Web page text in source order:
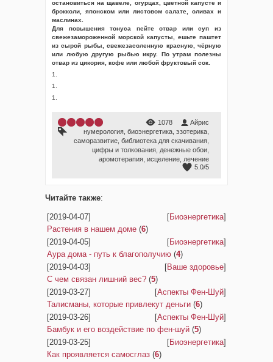
остановиться на щавеле, огурцах, цветной капусте и
брокколи, японском или листовом салате, оливах и
маслинах.
Для повышения тонуса пейте отвар или суп из
свежезамороженной морской капусты, ешьте паштет
из сырой рыбы, свежезасоленную красную, чёрную
или любую другую рыбью икру. По утрам полезны
отвар из цикория, кофе или любой фруктовый сок.
1.
1.
1.
1078
Айрис
нумерология биоэнергетика эзотерика
саморазвитие библиотека для скачивания
цифры и толкования денежные обои
аромотерапия исцеление лечение
5.0/5
Читайте также:
[2019-04-07] [Биоэнергетика]
Растения в нашем доме (6)
[2019-04-05]
[Биоэнергетика]
Аура дома - путь к благополучию (4)
[2019-04-03]
[Ваше здоровье]
С чем связан лишний вес? (5)
[2019-03-27]
[Аспекты Фен-Шуй]
Талисманы, которые привлекут деньги (6)
[2019-03-26]
[Аспекты Фен-Шуй]
Бамбук и его воздействие по фен-шуй (5)
[2019-03-25]
[Биоэнергетика]
Как проявляется самосглаз (6)